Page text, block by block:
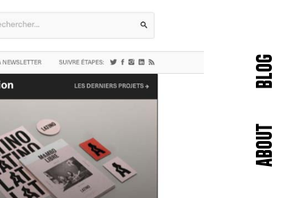
ABOUT
BLOG